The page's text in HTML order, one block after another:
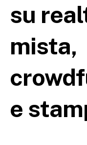
su
mista,
e